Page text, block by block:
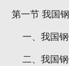
第一节 我国
一、我国
二、我国